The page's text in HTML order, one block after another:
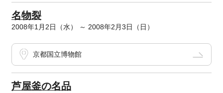
名物裂
2008年1月2日（水） ～ 2008年2月3日（日）
京都国立博物館
芦屋釜の名品